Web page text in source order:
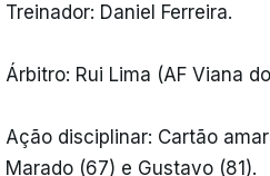
Treinador: Daniel Ferreira.
Árbitro: Rui Lima (AF Viana
Ação disciplinar: Cartão
Marado (67) e Gustavo (81).